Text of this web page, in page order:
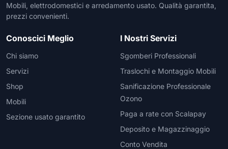
Mobili, elettrodomestici e arredamento usato. Qualità garantita,
prezzi convenienti.
Conoscici Meglio
Chi siamo
Servizi
Shop
Mobili
Sezione usato garantito
I Nostri Servizi
Sgomberi Professionali
Traslochi e Montaggio Mobili
Sanificazione Professionale
Ozono
Paga a rate con Scalapay
Deposito e Magazzinaggio
Conto Vendita